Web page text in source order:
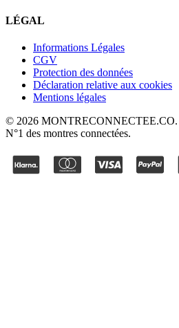
LÉGAL
Informations Légales
CGV
Protection des données
Déclaration relative aux cookies
Mentions légales
© 2026 MONTRECONNECTEE.CO
N°1 des montres connectées.